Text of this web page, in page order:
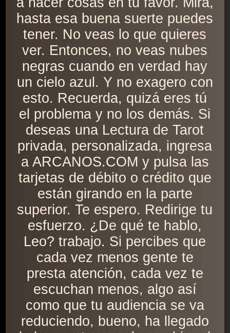
hasta esa buena suerte puedes
tener. No veas lo que quieres
ver. Entonces, no veas nubes
negras cuando en verdad hay
un cielo azul. Y no exagero con
esto. Recuerda, quizá eres tú
el problema y no los demás. Si
deseas una Lectura de Tarot
privada, personalizada, ingresa
a ARCANOS.COM y pulsa las
tarjetas de débito o crédito que
están girando en la parte
superior. Te espero. Redirige tu
esfuerzo. ¿De qué te hablo,
Leo? trabajo. Si percibes que
cada vez menos gente te
presta atención, cada vez te
escuchan menos, algo así
como que tu audiencia se va
reduciendo, bueno, ha llegado